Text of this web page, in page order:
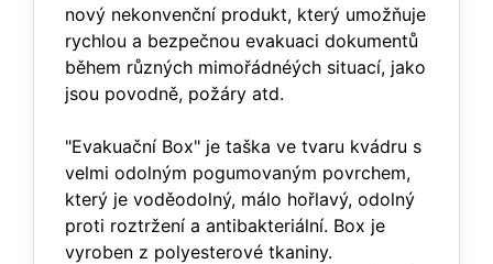
nový nekonvenční produkt, který umožňuje
rychlou a bezpečnou evakuaci dokumentů
během různých mimořádnéých situací, jako
jsou povodně, požáry atd.
"Evakuační Box" je taška ve tvaru kvádru s
velmi odolným pogumovaným povrchem,
který je voděodolný, málo hořlavý, odolný
proti roztržení a antibakteriální. Box je
vyroben z polyesterové tkaniny.